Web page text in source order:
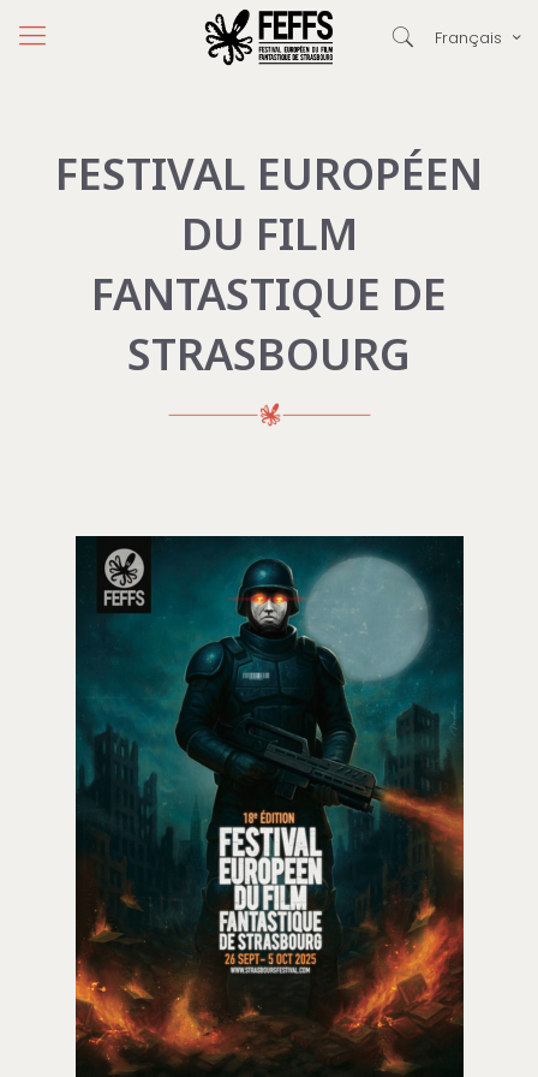
Français
FESTIVAL EUROPÉEN
DU FILM
FANTASTIQUE DE
STRASBOURG